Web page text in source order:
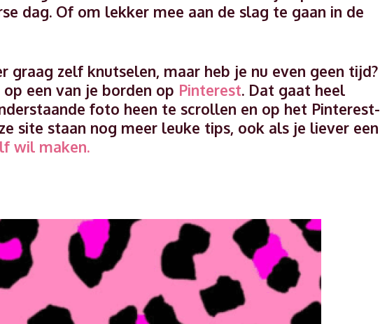
dag. Of om lekker mee aan de slag te gaan in de
graag zelf knutselen, maar heb je nu even geen tijd?
een van je borden op Pinterest. Dat gaat heel
foto heen te scrollen en op het Pinterest-
site staan nog meer leuke tips, ook als je liever een
wil maken.